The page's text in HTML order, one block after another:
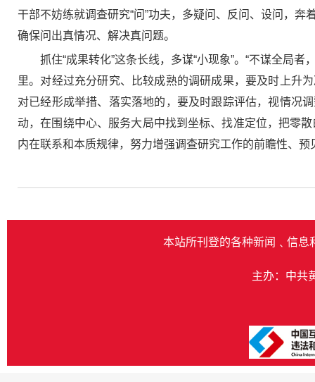
干部不妨练就调查研究“问”功夫，多疑问、反问、设问，奔
确保问出真情况、解决真问题。
抓住“成果转化”这条长线，多谋“小现象”。“不谋全局
里。对经过充分研究、比较成熟的调研成果，要及时上升
对已经形成举措、落实落地的，要及时跟踪评估，视情况
动，在围绕中心、服务大局中找到坐标、找准定位，把零
内在联系和本质规律，努力增强调查研究工作的前瞻性、预
本站所刊登的各种新闻﹑信息
主办：中共